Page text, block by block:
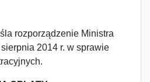
rozporządzenie Ministra
2014 r. w sprawie